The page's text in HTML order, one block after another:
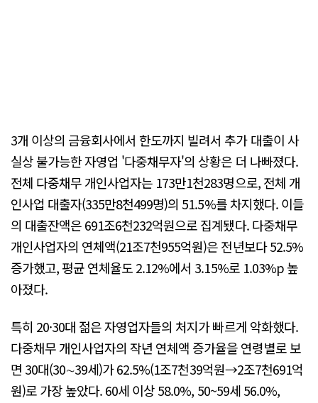
3개 이상의 금융회사에서 한도까지 빌려서 추가 대출이 사
실상 불가능한 자영업 '다중채무자'의 상황은 더 나빠졌다.
전체 다중채무 개인사업자는 173만1천283명으로, 전체 개
인사업 대출자(335만8천499명)의 51.5%를 차지했다. 이들
의 대출잔액은 691조6천232억원으로 집계됐다. 다중채무
개인사업자의 연체액(21조7천955억원)은 전년보다 52.5%
증가했고, 평균 연체율도 2.12%에서 3.15%로 1.03%p 높
아졌다.
특히 20·30대 젊은 자영업자들의 처지가 빠르게 악화했다.
다중채무 개인사업자의 작년 연체액 증가율을 연령별로 보
면 30대(30∼39세)가 62.5%(1조7천39억원→2조7천691억
원)로 가장 높았다. 60세 이상 58.0%, 50~59세 56.0%,